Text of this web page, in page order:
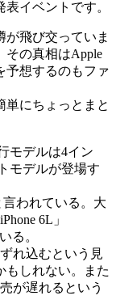
イベントです。
が飛び交っていま
その真相はApple
予想するのもファ
単にちょっとまと
モデルは4イン
モデルが登場す
言われている。大
6L」
る。
れ込むという見
もしれない。また
が遅れるという